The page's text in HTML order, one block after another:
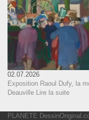
02.07.2026
Exposition Raoul Dufy, la
Deauville
Lire la suite
PLANETE